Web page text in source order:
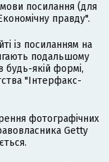
посилання (для
правду".
із посиланням на
подальшому
якій формі,
"Інтерфакс-
фотографічних
Getty